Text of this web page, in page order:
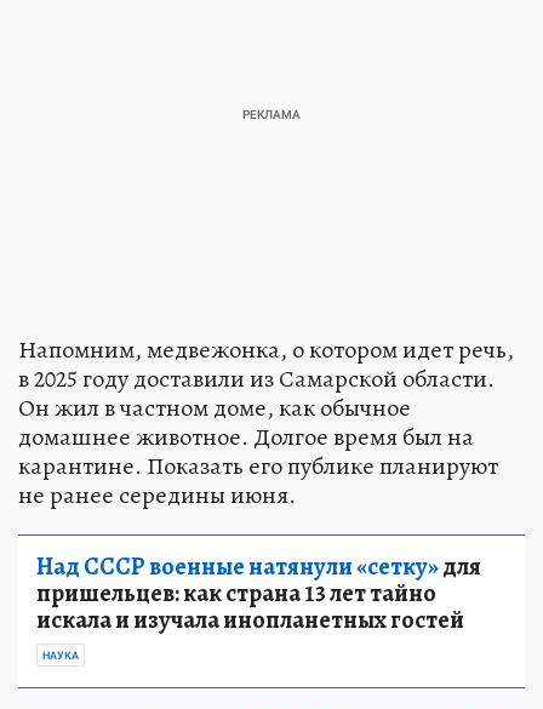
Напомним, медвежонка, о котором идет речь,
в 2025 году доставили из Самарской области.
Он жил в частном доме, как обычное
домашнее животное. Долгое время был на
карантине. Показать его публике планируют
не ранее середины июня.
Над СССР военные натянули «сетку»для
пришельцев: как страна 13 лет тайно
искала и изучала инопланетных гостей
НАУКА